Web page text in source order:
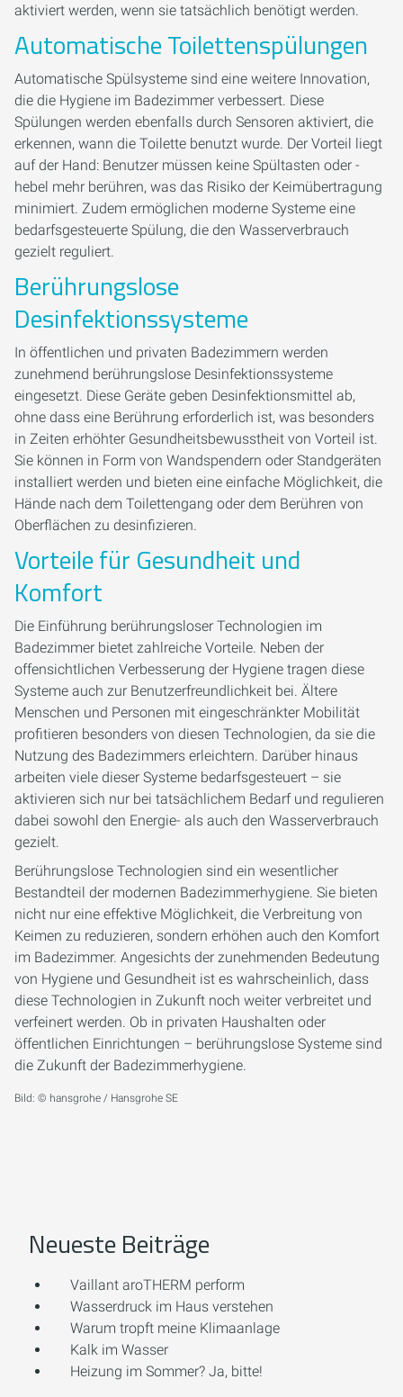
aktiviert werden, wenn sie tatsächlich benötigt werden.
Automatische Toilettenspülungen
Automatische Spülsysteme sind eine weitere Innovation,
die die Hygiene im Badezimmer verbessert. Diese
Spülungen werden ebenfalls durch Sensoren aktiviert, die
erkennen, wann die Toilette benutzt wurde. Der Vorteil liegt
auf der Hand: Benutzer müssen keine Spültasten oder -
hebel mehr berühren, was das Risiko der Keimübertragung
minimiert. Zudem ermöglichen moderne Systeme eine
bedarfsgesteuerte Spülung, die den Wasserverbrauch
gezielt reguliert.
Berührungslose
Desinfektionssysteme
In öffentlichen und privaten Badezimmern werden
zunehmend berührungslose Desinfektionssysteme
eingesetzt. Diese Geräte geben Desinfektionsmittel ab,
ohne dass eine Berührung erforderlich ist, was besonders
in Zeiten erhöhter Gesundheitsbewusstheit von Vorteil ist.
Sie können in Form von Wandspendern oder Standgeräten
installiert werden und bieten eine einfache Möglichkeit, die
Hände nach dem Toilettengang oder dem Berühren von
Oberflächen zu desinfizieren.
Vorteile für Gesundheit und
Komfort
Die Einführung berührungsloser Technologien im
Badezimmer bietet zahlreiche Vorteile. Neben der
offensichtlichen Verbesserung der Hygiene tragen diese
Systeme auch zur Benutzerfreundlichkeit bei. Ältere
Menschen und Personen mit eingeschränkter Mobilität
profitieren besonders von diesen Technologien, da sie die
Nutzung des Badezimmers erleichtern. Darüber hinaus
arbeiten viele dieser Systeme bedarfsgesteuert – sie
aktivieren sich nur bei tatsächlichem Bedarf und regulieren
dabei sowohl den Energie- als auch den Wasserverbrauch
gezielt.
Berührungslose Technologien sind ein wesentlicher
Bestandteil der modernen Badezimmerhygiene. Sie bieten
nicht nur eine effektive Möglichkeit, die Verbreitung von
Keimen zu reduzieren, sondern erhöhen auch den Komfort
im Badezimmer. Angesichts der zunehmenden Bedeutung
von Hygiene und Gesundheit ist es wahrscheinlich, dass
diese Technologien in Zukunft noch weiter verbreitet und
verfeinert werden. Ob in privaten Haushalten oder
öffentlichen Einrichtungen – berührungslose Systeme sind
die Zukunft der Badezimmerhygiene.
Bild: © hansgrohe / Hansgrohe SE
Neueste Beiträge
Vaillant aroTHERM perform
Wasserdruck im Haus verstehen
Warum tropft meine Klimaanlage
Kalk im Wasser
Heizung im Sommer? Ja, bitte!